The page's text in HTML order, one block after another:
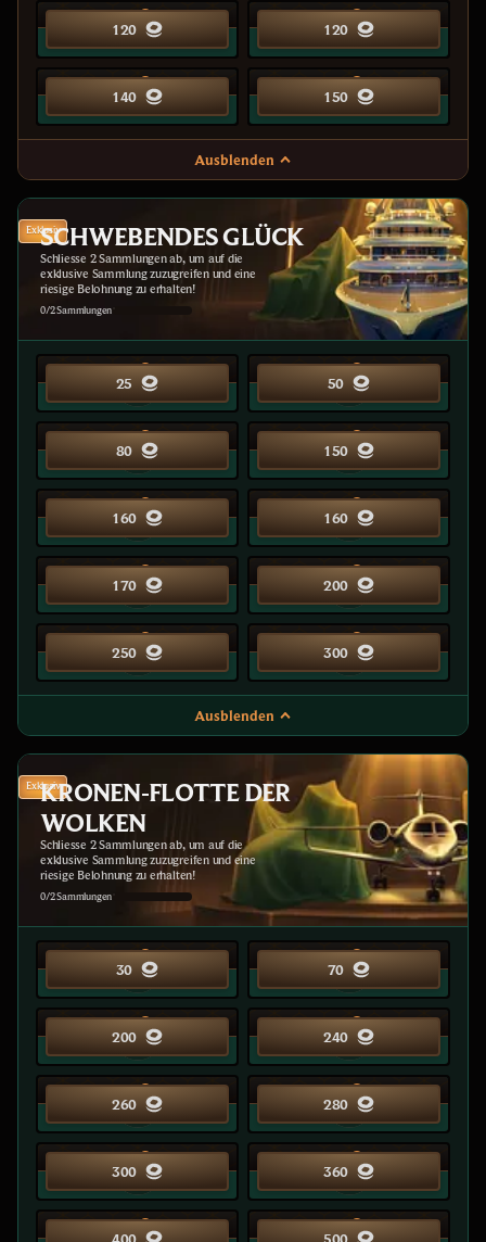
20
120
20
120
20
120
20
120
25
140
25
140
25
150
25
150
Ausblenden
Exklusiv
SCHWEBENDES GLÜCK
Schliesse 2 Sammlungen ab, um auf die
exklusive Sammlung zuzugreifen und eine
riesige Belohnung zu erhalten!
0/2 Sammlungen
10
25
15
50
20
80
25
150
25
160
25
160
30
170
30
200
35
250
40
300
Ausblenden
Exklusiv
KRONEN-FLOTTE DER
WOLKEN
Schliesse 2 Sammlungen ab, um auf die
exklusive Sammlung zuzugreifen und eine
riesige Belohnung zu erhalten!
0/2 Sammlungen
10
30
20
70
30
200
35
240
35
260
40
280
40
300
45
360
50 50